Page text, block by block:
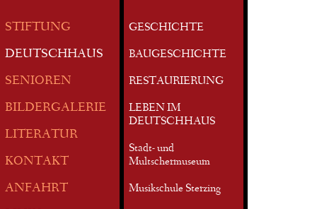
STIFTUNG
DEUTSCHHAUS
SENIOREN
BILDERGALERIE
LITERATUR
KONTAKT
ANFAHRT
GESCHICHTE
BAUGESCHICHTE
RESTAURIERUNG
LEBEN IM
DEUTSCHHAUS
Stadt- und
Multschermuseum
Musikschule Sterzing